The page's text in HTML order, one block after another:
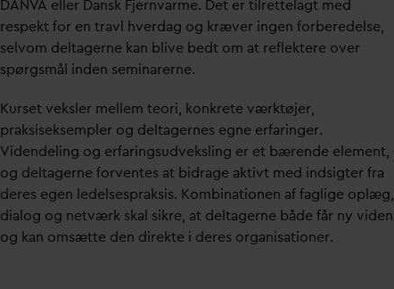
DANVA eller Dansk Fjernvarme. Det er tilrettelagt med
respekt for en travl hverdag og kræver ingen forberedelse,
selvom deltagerne kan blive bedt om at reflektere over
spørgsmål inden seminarerne.
Kurset veksler mellem teori, konkrete værktøjer,
praksiseksempler og deltagernes egne erfaringer.
Videndeling og erfaringsudveksling er et bærende element,
og deltagerne forventes at bidrage aktivt med indsigter fra
deres egen ledelsespraksis. Kombinationen af faglige oplæg,
dialog og netværk skal sikre, at deltagerne både får ny viden
og kan omsætte den direkte i deres organisationer.